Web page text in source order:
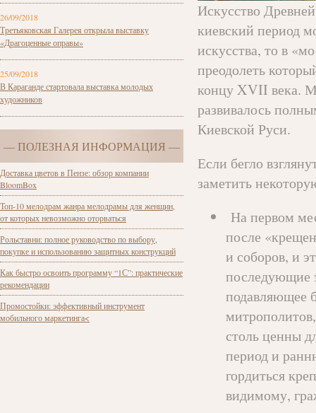
26/09/2018
Третьяковская Галерея открыла выставку
«Драгоценные оправы»
25/09/2018
В Караганде стартовала выставка молодых
художников
— ПОЛЕЗНАЯ ИНФОРМАЦИЯ —
Доставка цветов в Пензе: обзор компании
BloomBox
Топ-10 мелодрам жанра мелодрамы для женщин,
от которых невозможно оторваться
Рольставни: полное руководство по выбору,
покупке и использованию защитных конструкций
Как быстро освоить программу “1С”: практические
рекомендации
Промостойки: эффективный инструмент
мобильного маркетинга<
Искусство
киевский период
искусства, то в
преодолеть
концу XVII века.
развивалось
Киевской Руси.
Если бегло
заметить
На первом
после
и соборов, и
последующие
подавляющее
столь ценны
период и
гордиться
видимому,